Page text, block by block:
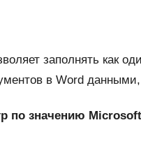
заполнять как
в Word
по значению